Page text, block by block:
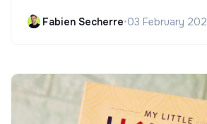
Fabien Secherre•03 February